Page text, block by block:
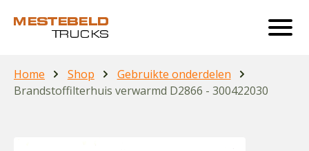
Home Shop
Gebruikte onderdelen
Brandstoffilterhuis verwarmd D2866 - 300422030